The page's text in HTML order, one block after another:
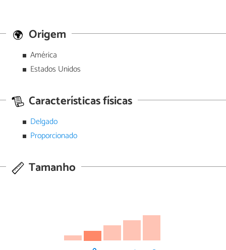
Origem
América
Estados Unidos
Características físicas
Delgado
Proporcionado
Tamanho